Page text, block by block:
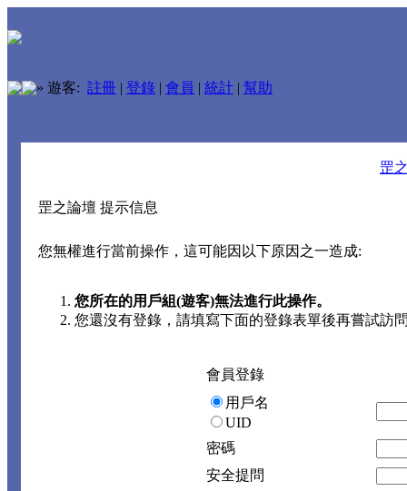
» 遊客: 註冊 | 登錄 | 會員 | 統計 | 幫助
罡
罡之論壇 提示信息
您無權進行當前操作，這可能因以下原因之一造成:
您所在的用戶組(遊客)無法進行此操作。
您還沒有登錄，請填寫下面的登錄表單後再嘗試訪
會員登錄
用戶名
UID
密碼
安全提問